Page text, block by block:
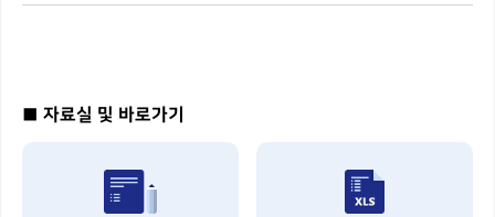
■ 자료실 및 바로가기